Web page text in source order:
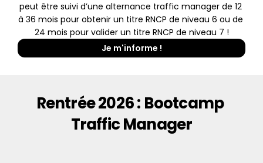
peut être suivi d’une alternance traffic manager de 12
à 36 mois pour obtenir un titre RNCP de niveau 6 ou de
24 mois pour valider un titre RNCP de niveau 7 !
Je m'informe !
Rentrée 2026 : Bootcamp
Traffic Manager